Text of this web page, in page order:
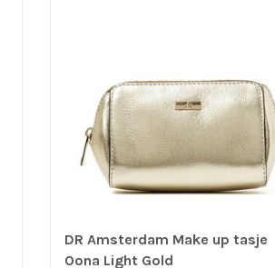
DR Amsterdam Make up tasje
Oona Light Gold